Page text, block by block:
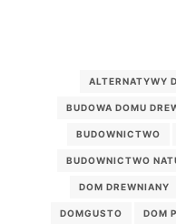
ALTERNATYWY
BUDOWA DOMU
BUDOWNICTWO
BUDOWNICTWO
DOM DREWNIANY
DOMGUSTO DOM